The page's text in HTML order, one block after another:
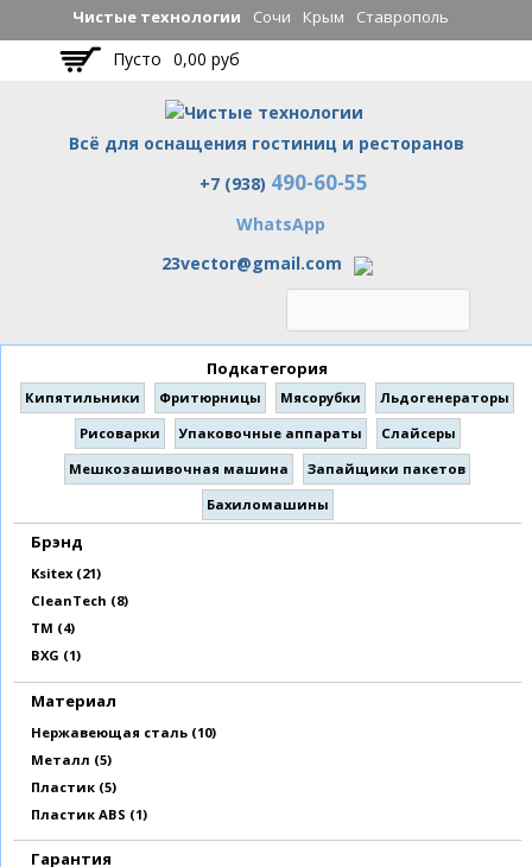
Перейти к
основному
содержанию
Чистые технологии Сочи Крым Ставрополь
Пусто 0,00 руб
Всё для оснащения гостиниц и ресторанов
Чистые технологии
+7 (938) 490-60-55
WhatsApp
23vector@gmail.com
Подкатегория
Кипятильники Фритюрницы Мясорубки
Льдогенераторы
Рисоварки
Упаковочные аппараты
Слайсеры
Мешкозашивочная машина
Запайщики пакетов
Бахиломашины
Брэнд
Ksitex (21)
CleanTech (8)
ТМ (4)
BXG (1)
Материал
Нержавеющая сталь (10)
Металл (5)
Пластик (5)
Пластик ABS (1)
Гарантия